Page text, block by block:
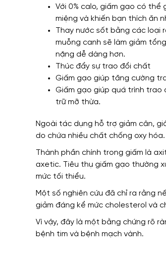
Với 0% calo, giấm gạo có
miệng và khiến bạn thích ăn
Thay nước sốt bằng các loại
muỗng canh sẽ làm giảm
nặng dễ dàng hơn.
Thúc đẩy sự trao đổi chất
Giấm gạo giúp tăng cường
Giấm gạo giúp quá trình trao
trữ mỡ thừa.
Ngoài tác dụng hỗ trợ giảm cân,
do chứa nhiều chất chống oxy hóa.
Thành phần chính trong giấm là
axetic. Tiêu thụ giấm gạo thường
mức tối thiểu.
Một số nghiên cứu đã chỉ ra rằng
giảm đáng kể mức cholesterol và
Vì vậy, đây là một bằng chứng rõ
bệnh tim và bệnh mạch vành.